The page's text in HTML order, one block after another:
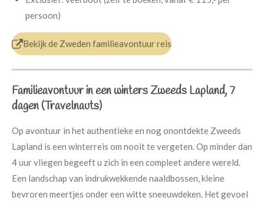
persoon)
Bekijk de Zweden familieavontuur reis
Familieavontuur in een winters Zweeds Lapland, 7
dagen (Travelnauts)
Op avontuur in het authentieke en nog onontdekte Zweeds
Lapland is een winterreis om nooit te vergeten. Op minder dan
4 uur vliegen begeeft u zich in een compleet andere wereld.
Een landschap van indrukwekkende naaldbossen, kleine
bevroren meertjes onder een witte sneeuwdeken. Het gevoel